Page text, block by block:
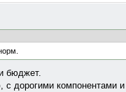
бюджет.
дорогими компонентами